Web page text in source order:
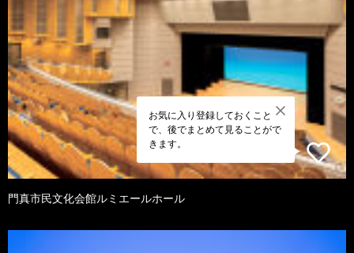
お気に入り登録しておくこと
で、後でまとめて見ることがで
きます。
門真市民文化会館ルミエールホール